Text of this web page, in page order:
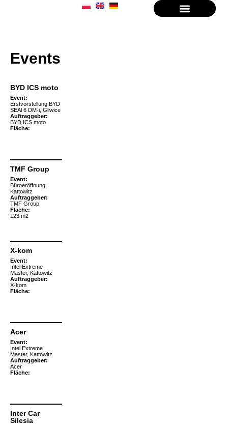
Events
BYD ICS moto
Event:
Erstvorstellung BYD
SEAl 6 DM-i, Gliwice
Auftraggeber:
BYD ICS moto
Fläche:
TMF Group
Event:
Büroeröffnung,
Kattowitz
Auftraggeber:
TMF Group
Fläche:
123 m2
X-kom
Event:
Intel Extreme
Master, Kattowitz
Auftraggeber:
X-kom
Fläche:
Acer
Event:
Intel Extreme
Master, Kattowitz
Auftraggeber:
Acer
Fläche:
Inter Car
Silesia